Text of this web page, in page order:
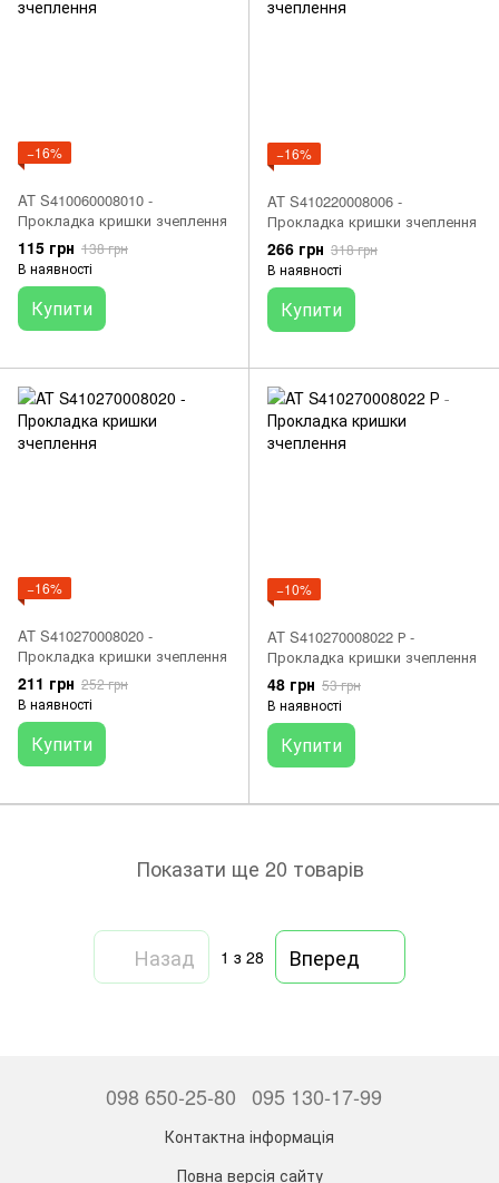
−16%
AT S410060008010 -
Прокладка кришки зчеплення
115 грн 138 грн
В наявності
Купити
−16%
AT S410220008006 -
Прокладка кришки зчеплення
266 грн 318 грн
В наявності
Купити
−16%
AT S410270008020 -
Прокладка кришки зчеплення
211 грн 252 грн
В наявності
Купити
−10%
AT S410270008022 Р -
Прокладка кришки зчеплення
48 грн 53 грн
В наявності
Купити
Показати ще 20 товарів
Назад 1 з 28 Вперед
098 650-25-80 095 130-17-99
Контактна інформація
Повна версія сайту